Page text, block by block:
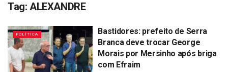
Tag: ALEXANDRE
POLÍTICA
Bastidores: prefeito de Serra
Branca deve trocar George
Morais por Mersinho após briga
com Efraim